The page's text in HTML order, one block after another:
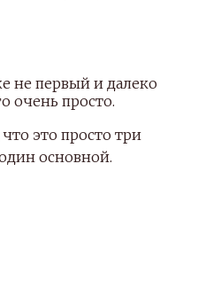
не первый и далеко
очень просто.
это просто три
основной.